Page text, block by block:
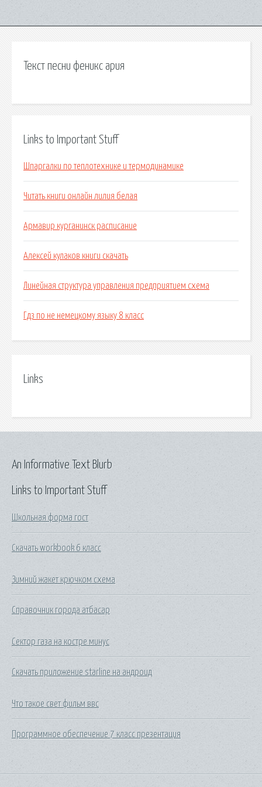
Текст песни феникс ария
Links to Important Stuff
Шпаргалки по теплотехнике и термодинамике
Читать книги онлайн лилия белая
Армавир курганинск расписание
Алексей кулаков книги скачать
Линейная структура управления предприятием схема
Гдз по не немецкому языку 8 класс
Links
Links to Important Stuff
Школьная форма гост
Скачать workbook 6 класс
Зимний жакет крючком схема
Справочник города атбасар
Сектор газа на костре минус
Скачать приложение starline на андроид
Что такое свет фильм ввс
Программное обеспечение 7 класс презентация
An Informative Text Blurb